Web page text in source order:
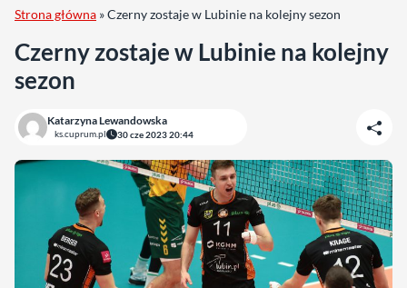
Strona główna »Czerny zostaje w Lubinie na kolejny sezon
Czerny zostaje w Lubinie na kolejny
sezon
Katarzyna Lewandowska
ks.cuprum.pl 30 cze 2023 20:44